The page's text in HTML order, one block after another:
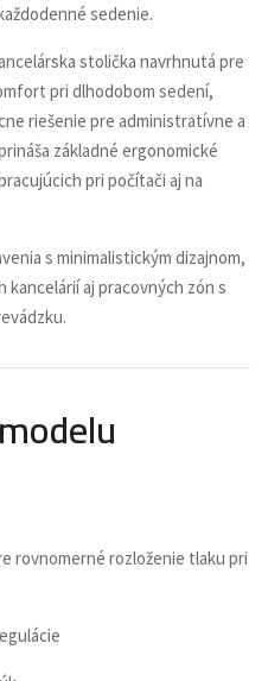
sedenie.
stolička navrhnutá pre
pri dlhodobom sedení,
riešenie pre administratívne a
základné ergonomické
pri počítači aj na
s minimalistickým dizajnom,
kancelárií aj pracovných zón s
rovnomerné rozloženie tlaku pri